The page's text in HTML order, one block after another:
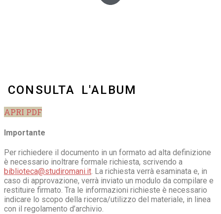
CONSULTA L'ALBUM
APRI PDF
Importante
Per richiedere il documento in un formato ad alta definizione
è necessario inoltrare formale richiesta, scrivendo a
biblioteca@studiromani.it. La richiesta verrà esaminata e, in
caso di approvazione, verrà inviato un modulo da compilare e
restituire firmato. Tra le informazioni richieste è necessario
indicare lo scopo della ricerca/utilizzo del materiale, in linea
con il regolamento d’archivio.